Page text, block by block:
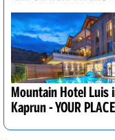
Mountain Hotel Luis
Kaprun - YOUR